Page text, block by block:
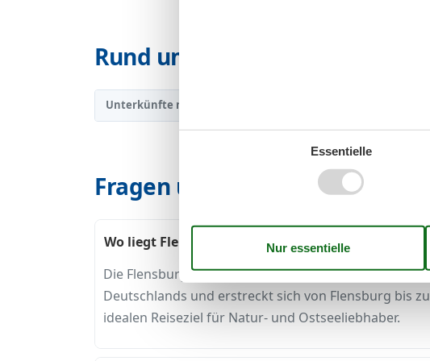
Fragen und Antworten rund
Wo liegt Flensburger Förde
Die Flensburger Förde liegt im Norden Schleswig-
Deutschlands und erstreckt sich von Flensburg bis
idealen Reiseziel für Natur- und Ostseeliebhaber.
Rund um deinen Urlaub an der
Unterkünfte nach Region
Essentielle